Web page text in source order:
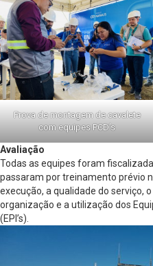
Prova de montagem de cavalete
com equipes PCD’s
Avaliação
Todas as equipes foram
passaram por treinamento prévio
execução, a qualidade do serviço,
organização e a utilização dos
(EPI’s).